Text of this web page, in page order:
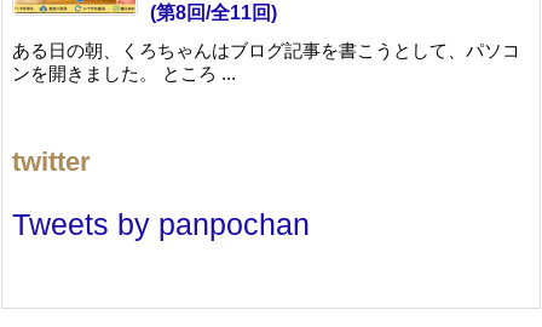
(第8回/全11回)
ある日の朝、くろちゃんはブログ記事を書こうとして、パソコ
ンを開きました。 ところ ...
twitter
Tweets by panpochan